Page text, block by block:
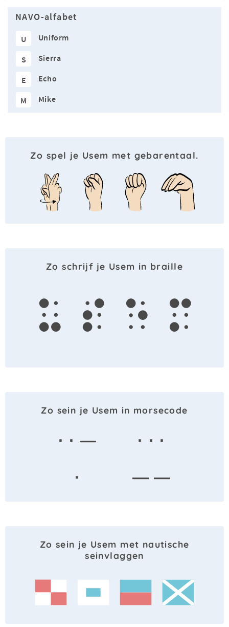
NAVO-alfabet
U Uniform
S Sierra
E Echo
M Mike
Zo spel je Usem met gebarentaal.
Zo schrijf je Usem in braille
u s e m
Zo sein je Usem in morsecode
· · —
· · ·
·
— —
Zo sein je Usem met nautische
seinvlaggen